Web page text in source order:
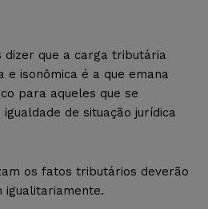
dizer que a carga tributária
e isonômica é a que emana
para aqueles que se
de situação jurídica
os fatos tributários deverão